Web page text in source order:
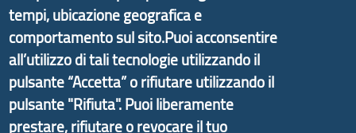
Economico e finalizzato al rilancio socio-economico
delle valli dell’entroterra. In particolare fornisce
informazioni ed aggiornamenti sulla Strategia
d'Area Antola-Tigullio, in collaborazione con Regione
Liguria ed ANCI Liguria.
tempi, ubicazione geografica e
comportamento sul sito.Puoi acconsentire
all’utilizzo di tali tecnologie utilizzando il
pulsante “Accetta” o rifiutare utilizzando il
pulsante "Rifiuta". Puoi liberamente
prestare, rifiutare o revocare il tuo